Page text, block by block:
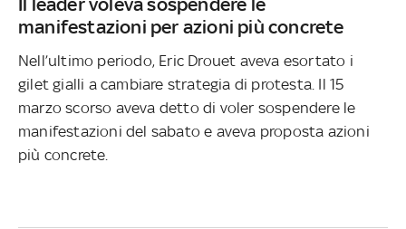
manifestazioni per azioni più concrete
Nell’ultimo periodo, Eric Drouet aveva esortato i
gilet gialli a cambiare strategia di protesta. Il 15
marzo scorso aveva detto di voler sospendere le
manifestazioni del sabato e aveva proposta azioni
più concrete.